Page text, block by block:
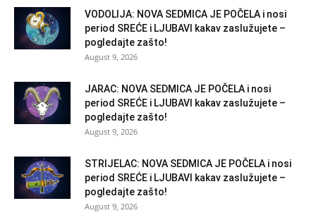
VODOLIJA: NOVA SEDMICA JE POČELA i nosi
period SREĆE i LJUBAVI kakav zaslužujete –
pogledajte zašto!
August 9, 2026
JARAC: NOVA SEDMICA JE POČELA i nosi
period SREĆE i LJUBAVI kakav zaslužujete –
pogledajte zašto!
August 9, 2026
STRIJELAC: NOVA SEDMICA JE POČELA i nosi
period SREĆE i LJUBAVI kakav zaslužujete –
pogledajte zašto!
August 9, 2026